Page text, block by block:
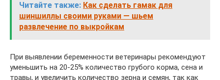
Читайте также: Как сделать гамак для
шиншиллы своими руками — шьем
развлечение по выкройкам
При выявлении беременности ветеринары рекомендуют
уменьшить на 20-25% количество грубого корма, сена и
травы, и увеличить количество зерна и семян, так как